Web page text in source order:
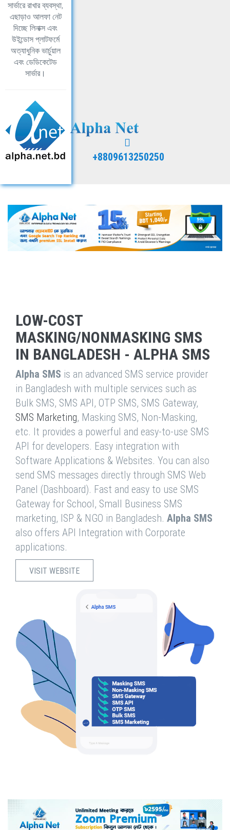
সার্ভারে রাখার ব্যবস্থা,
এছাড়াও আলফা নেট
দিচ্ছে লিনাক্স এবং
উইন্ডোস প্লাটফর্মে
অত্যাধুনিক ভার্চুয়াল
এবং ডেডিকেটেড
সার্ভার।
+8809613250250
LOW-COST
MASKING/NONMASKING SMS
IN BANGLADESH - ALPHA SMS
Alpha SMS is an advanced SMS service provider
in Bangladesh with multiple services such as
Bulk SMS, SMS API, OTP SMS, SMS Gateway,
SMS Marketing, Masking SMS, Non-Masking,
etc. It provides a powerful and easy-to-use SMS
API for developers. Easy integration with
Software Applications & Websites. You can also
send SMS messages directly through SMS Web
Panel (Dashboard). Fast and easy to use SMS
Gateway for School, Small Business SMS
marketing, ISP & NGO in Bangladesh. Alpha SMS
also offers API Integration with Corporate
applications.
VISIT WEBSITE